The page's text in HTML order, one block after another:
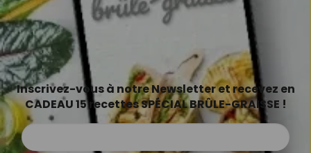
Inscrivez-vous à notre Newsletter et recevez en
CADEAU 15 recettes SPÉCIAL BRÛLE-GRAISSE !